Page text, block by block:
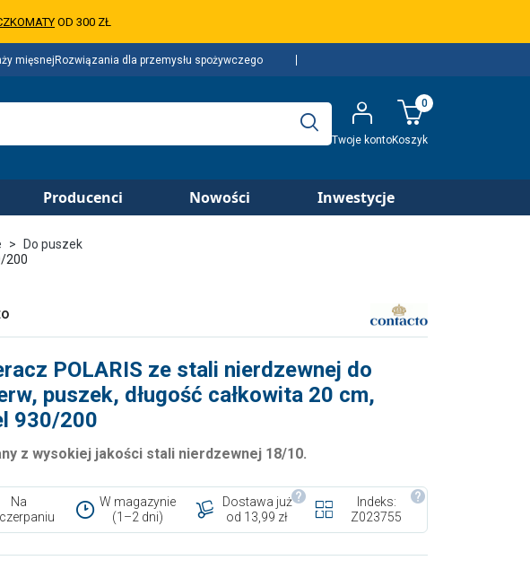
OD 300 ZŁ
mięsnejRozwiązania dla przemysłu spożywczego
Twoje kontoKoszyk
0
Producenci Nowości Inwestycje
Do puszek
200
POLARIS ze stali nierdzewnej do
puszek, długość całkowita 20 cm,
930/200
z wysokiej jakości stali nierdzewnej 18/10.
Na
W magazynie
(1–2 dni)
Dostawa już
od 13,99 zł
Indeks:
Z023755